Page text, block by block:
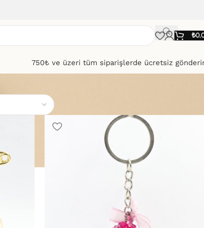
₺
750₺ ve üzeri tüm siparişlerde ücretsiz